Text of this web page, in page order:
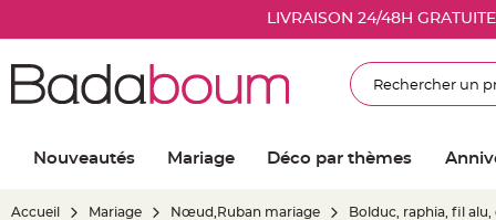
LIVRAISON 24/48H
Rechercher
Mariage
Décoration
salle
Nouveautés Mariage Déco par thèmes
Accueil Mariage Nœud,Ruban mariage Bolduc, raphia, fil